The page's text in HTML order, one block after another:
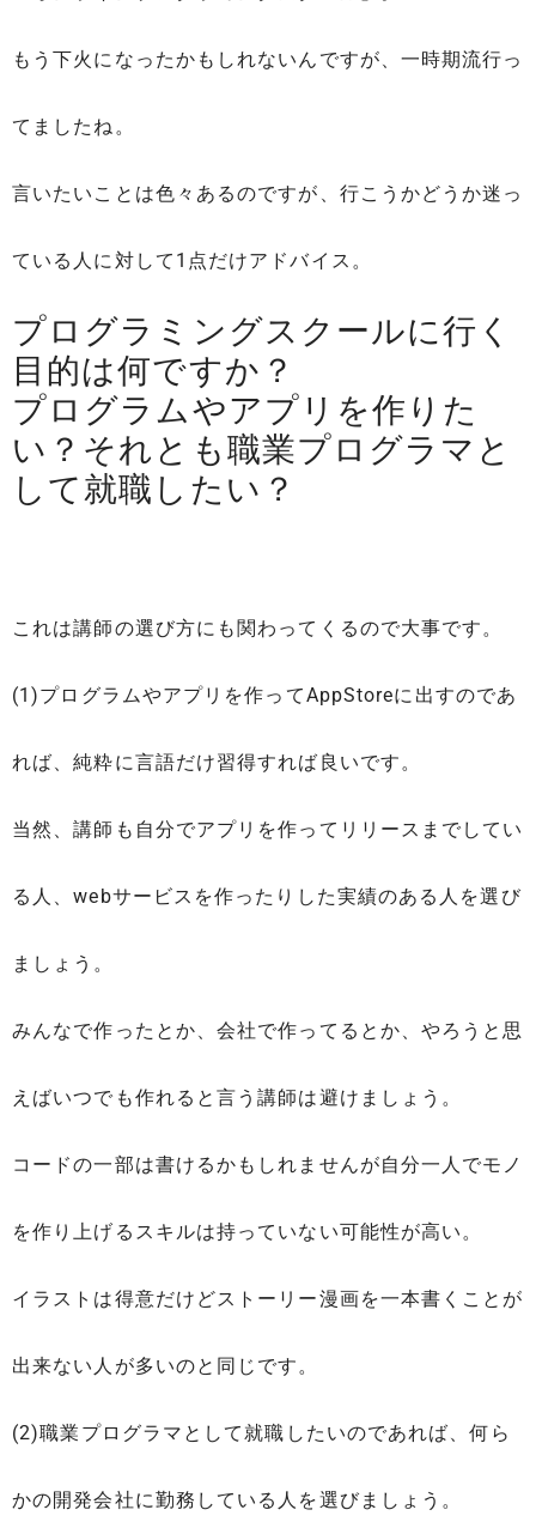
もう下火になったかもしれないんですが、一時期流行っ
てましたね。
言いたいことは色々あるのですが、行こうかどうか迷っ
ている人に対して1点だけアドバイス。
プログラミングスクールに行く
目的は何ですか？
プログラムやアプリを作りた
い？それとも職業プログラマと
して就職したい？
これは講師の選び方にも関わってくるので大事です。
(1)プログラムやアプリを作ってAppStoreに出すのであ
れば、純粋に言語だけ習得すれば良いです。
当然、講師も自分でアプリを作ってリリースまでしてい
る人、webサービスを作ったりした実績のある人を選び
ましょう。
みんなで作ったとか、会社で作ってるとか、やろうと思
えばいつでも作れると言う講師は避けましょう。
コードの一部は書けるかもしれませんが自分一人でモノ
を作り上げるスキルは持っていない可能性が高い。
イラストは得意だけどストーリー漫画を一本書くことが
出来ない人が多いのと同じです。
(2)職業プログラマとして就職したいのであれば、何ら
かの開発会社に勤務している人を選びましょう。